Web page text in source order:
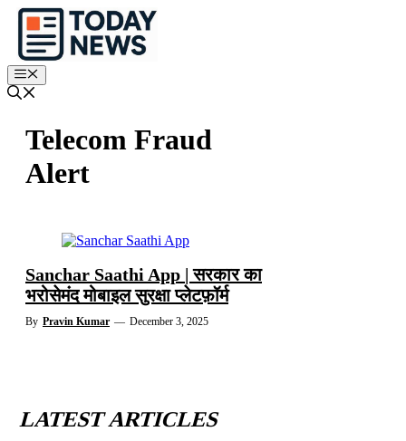
Skip
content
Menu
Telecom Fraud
Alert
Sanchar Saathi App | सरकार का
भरोसेमंद मोबाइल सुरक्षा प्लेटफ़ॉर्म
By Pravin Kumar — December 3, 2025
LATEST ARTICLES